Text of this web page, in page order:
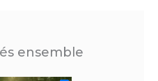
ensemble